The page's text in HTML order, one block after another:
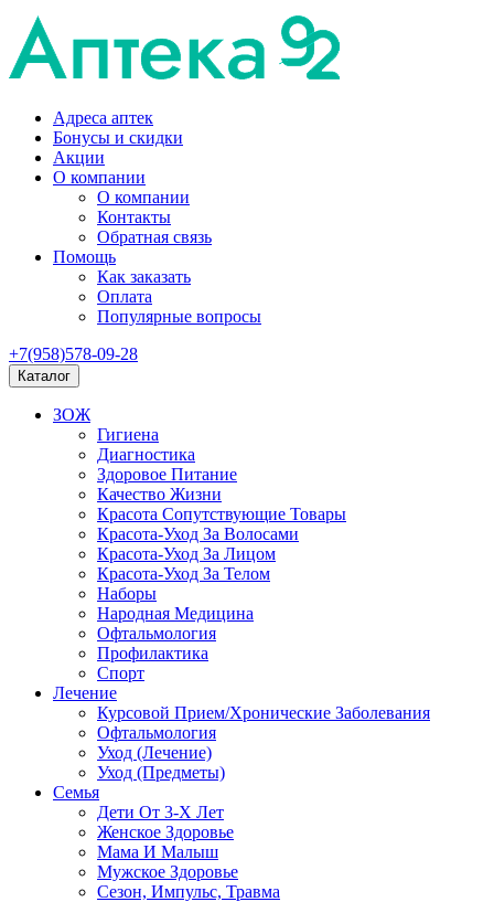
Адреса аптек
Бонусы и скидки
Акции
О компании
О компании
Контакты
Обратная связь
Помощь
Как заказать
Оплата
Популярные вопросы
+7(958)578-09-28
Каталог
ЗОЖ
Гигиена
Диагностика
Здоровое Питание
Качество Жизни
Красота Сопутствующие Товары
Красота-Уход За Волосами
Красота-Уход За Лицом
Красота-Уход За Телом
Наборы
Народная Медицина
Офтальмология
Профилактика
Спорт
Лечение
Курсовой Прием/Хронические Заболевания
Офтальмология
Уход (Лечение)
Уход (Предметы)
Семья
Дети От 3-Х Лет
Женское Здоровье
Мама И Малыш
Мужское Здоровье
Сезон, Импульс, Травма